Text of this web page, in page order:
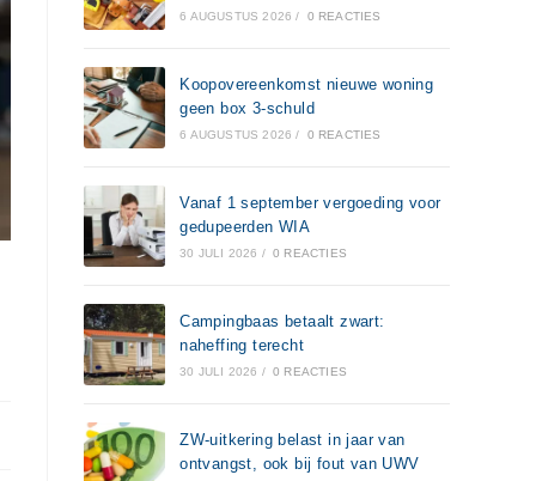
6 AUGUSTUS 2026 / 0 REACTIES
Koopovereenkomst nieuwe woning
geen box 3-schuld
6 AUGUSTUS 2026 / 0 REACTIES
Vanaf 1 september vergoeding voor
gedupeerden WIA
30 JULI 2026 / 0 REACTIES
Campingbaas betaalt zwart:
naheffing terecht
30 JULI 2026 / 0 REACTIES
ZW-uitkering belast in jaar van
ontvangst, ook bij fout van UWV